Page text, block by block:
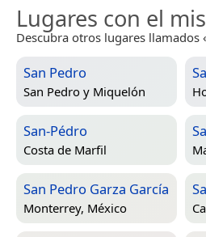
Lugares con el
Descubra otros lugares llamados
San Pedro
San Pedro y Miquelón
San-Pédro
Costa de Marfil
San Pedro Garza García
Monterrey, México